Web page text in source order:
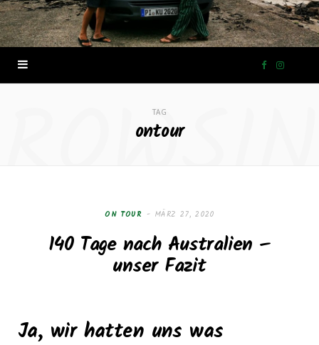
F
o
I
TAG
ontour
ON TOUR MÄRZ 27, 2020
140 Tage nach Australien –
unser Fazit
Ja, wir hatten uns was